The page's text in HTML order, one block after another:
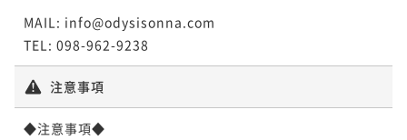
MAIL: info@odysisonna.com
TEL: 098-962-9238
注意事項
◆注意事項◆